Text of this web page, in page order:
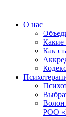
О нас
Какие
Как
РОО